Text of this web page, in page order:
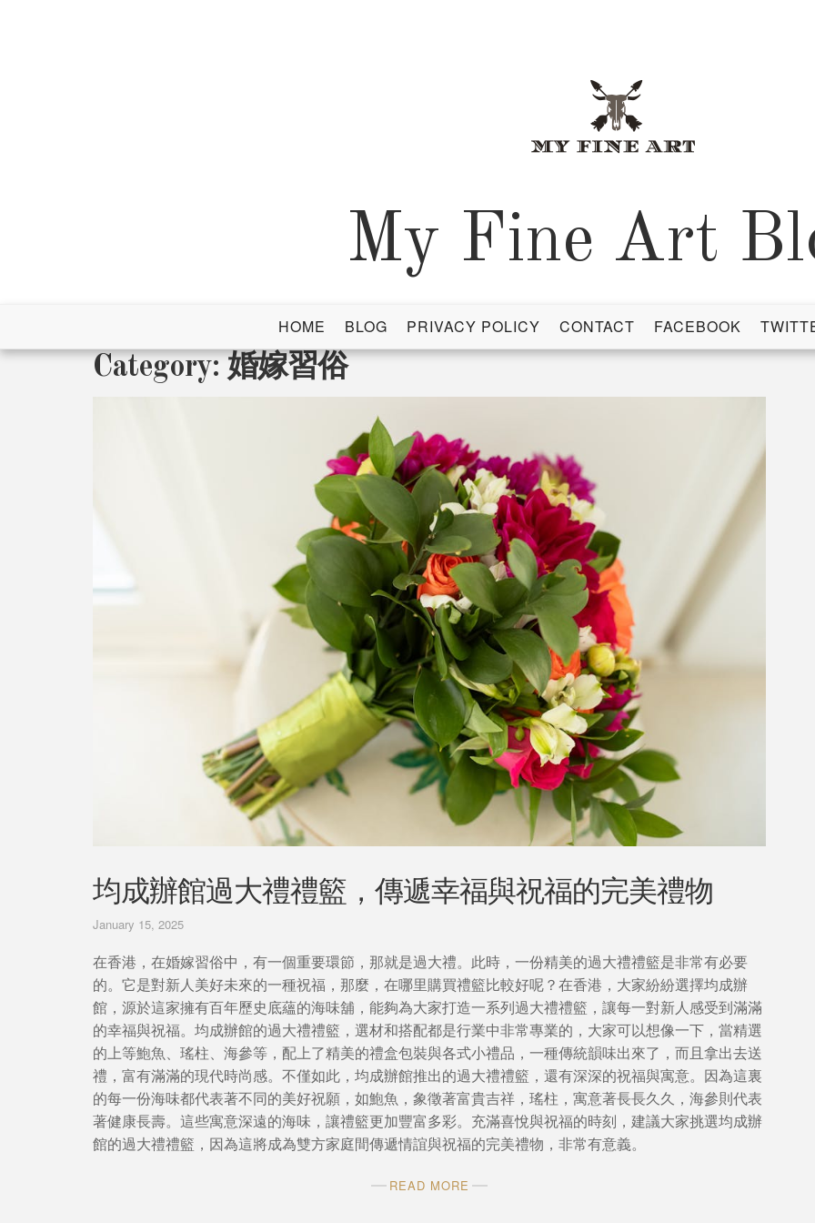
My Fine Art
HOME BLOG PRIVACY POLICY CONTACT FACEBOOK
Category: 婚嫁習俗
均成辦館過大禮禮籃，傳遞幸福與祝福的完美禮物
January 15, 2025
在香港，在婚嫁習俗中，有一個重要環節，那就是過大禮。此時，一份精美的過大禮禮籃是非常有必要
的。它是對新人美好未來的一種祝福，那麼，在哪里購買禮籃比較好呢？在香港，大家紛紛選擇均成辦
館，源於這家擁有百年歷史底蘊的海味舖，能夠為大家打造一系列過大禮禮籃，讓每一對新人感受到滿滿
的幸福與祝福。均成辦館的過大禮禮籃，選材和搭配都是行業中非常專業的，大家可以想像一下，當精選
的上等鮑魚、瑤柱、海參等，配上了精美的禮盒包裝與各式小禮品，一種傳統韻味出來了，而且拿出去送
禮，富有滿滿的現代時尚感。不僅如此，均成辦館推出的過大禮禮籃，還有深深的祝福與寓意。因為這裏
的每一份海味都代表著不同的美好祝願，如鮑魚，象徵著富貴吉祥，瑤柱，寓意著長長久久，海參則代表
著健康長壽。這些寓意深遠的海味，讓禮籃更加豐富多彩。充滿喜悅與祝福的時刻，建議大家挑選均成辦
館的過大禮禮籃，因為這將成為雙方家庭間傳遞情誼與祝福的完美禮物，非常有意義。
READ MORE